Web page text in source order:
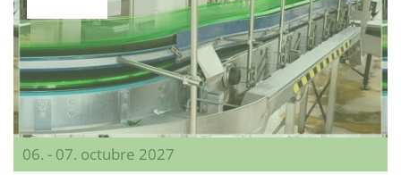
06. - 07. octubre 2027